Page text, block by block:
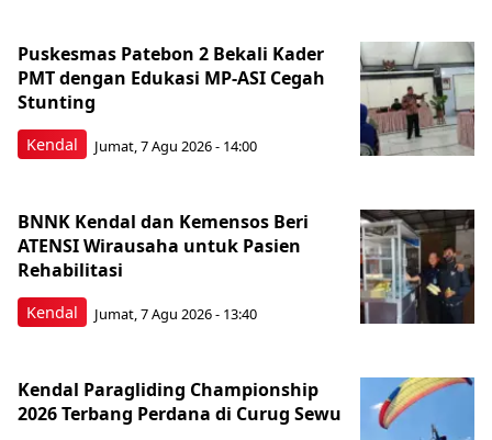
Kendal
Puskesmas Patebon 2 Bekali Kader
PMT dengan Edukasi MP-ASI Cegah
Stunting
Jumat, 7 Agu 2026 - 14:00
Kendal
BNNK Kendal dan Kemensos Beri
ATENSI Wirausaha untuk Pasien
Rehabilitasi
Jumat, 7 Agu 2026 - 13:40
Kendal Paragliding Championship
2026 Terbang Perdana di Curug Sewu